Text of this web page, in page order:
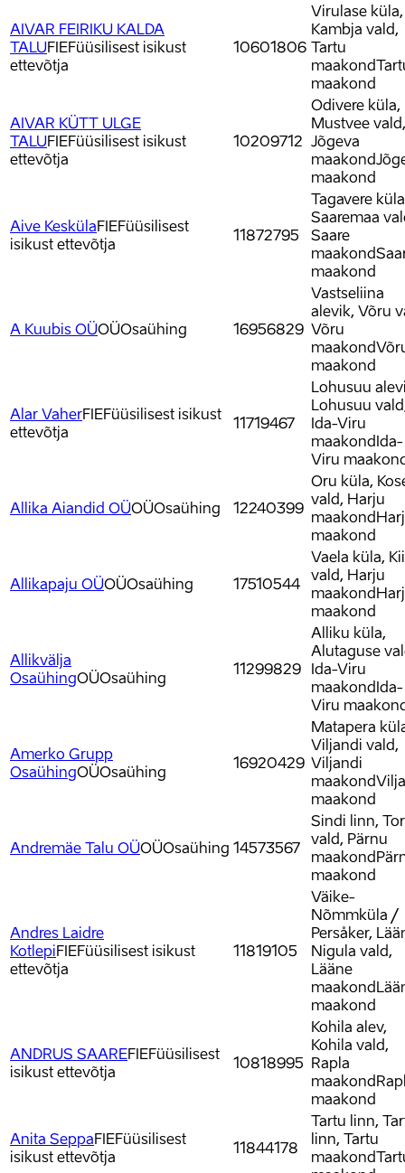
AIVAR FEIRIKU KALDA
TALUFIEFüüsilisest isikust
ettevõtja
10601806
Virulase küla,
Kambja vald,
Tartu
maakond
maakond
AIVAR KÜTT ULGE
TALUFIEFüüsilisest isikust
ettevõtja
10209712
Odivere küla,
Mustvee vald,
Jõgeva
maakond
maakond
Aive KeskülaFIEFüüsilisest
isikust ettevõtja
11872795
Tagavere
Saaremaa
Saare
maakond
maakond
A Kuubis OÜOÜOsaühing 16956829
Vastseliina
alevik, Võru
Võru
maakond
maakond
Alar VaherFIEFüüsilisest isikust
ettevõtja
11719467
Lohusuu
Lohusuu
Ida-Viru
maakondIda-
Viru
Allika Aiandid OÜOÜOsaühing 12240399
Oru küla,
vald, Harju
maakond
maakond
Allikapaju OÜOÜOsaühing 17510544
Vaela küla,
vald, Harju
maakond
maakond
Allikvälja
OsaühingOÜOsaühing 11299829
Alliku küla,
Alutaguse
Ida-Viru
maakondIda-
Viru
Amerko Grupp
OsaühingOÜOsaühing 16920429
Matapera
Viljandi vald,
Viljandi
maakond
maakond
Andremäe Talu OÜOÜOsaühing 14573567
Sindi linn,
vald, Pärnu
maakond
maakond
Andres Laidre
KotlepiFIEFüüsilisest isikust
ettevõtja
11819105
Väike-
Nõmmküla /
Persåker,
Nigula vald,
Lääne
maakond
maakond
ANDRUS SAAREFIEFüüsilisest
isikust ettevõtja
10818995
Kohila alev,
Kohila vald,
Rapla
maakond
maakond
Anita SeppaFIEFüüsilisest
isikust ettevõtja
11844178
Tartu linn,
linn, Tartu
maakond